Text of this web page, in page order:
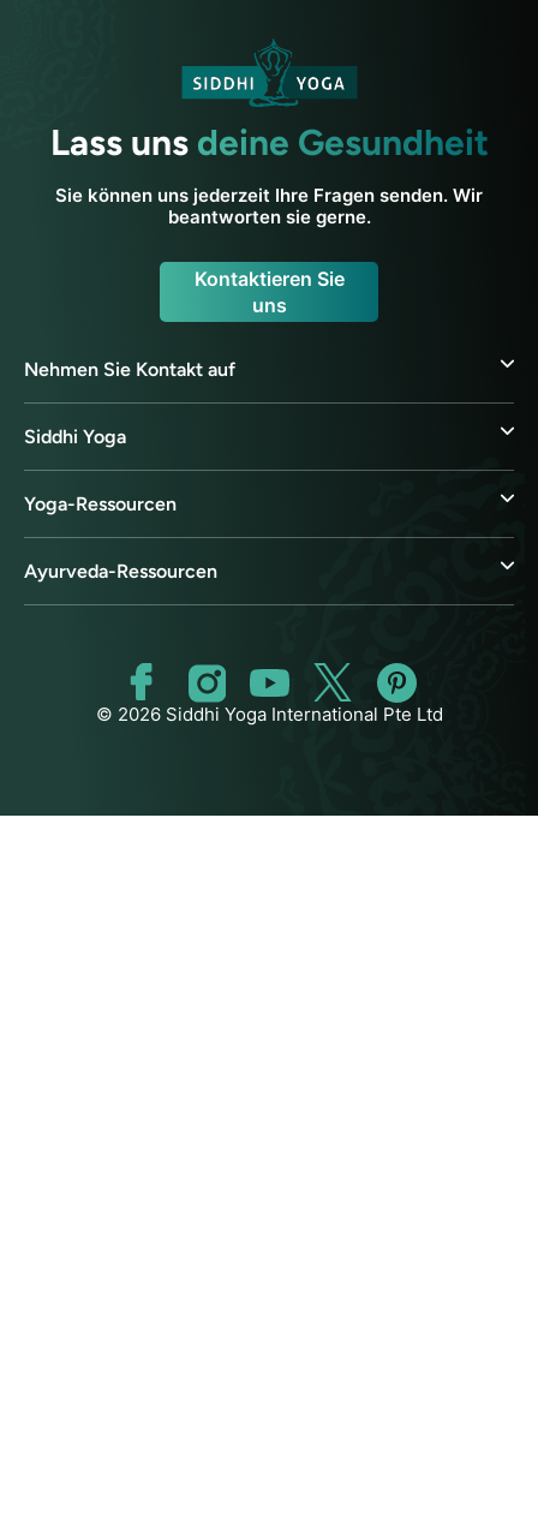
Lass uns deine Gesundheit
Sie können uns jederzeit Ihre Fragen senden. Wir
beantworten sie gerne.
Kontaktieren Sie
uns
Nehmen Sie Kontakt auf
Siddhi Yoga
Yoga-Ressourcen
Ayurveda-Ressourcen
© 2026 Siddhi Yoga International Pte Ltd